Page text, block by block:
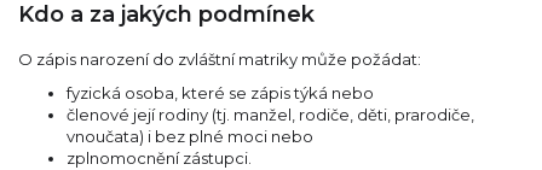
Kdo a za jakých podmínek
O zápis narození do zvláštní matriky může požádat:
fyzická osoba, které se zápis týká nebo
členové její rodiny (tj. manžel, rodiče, děti, prarodiče,
vnoučata) i bez plné moci nebo
zplnomocnění zástupci.